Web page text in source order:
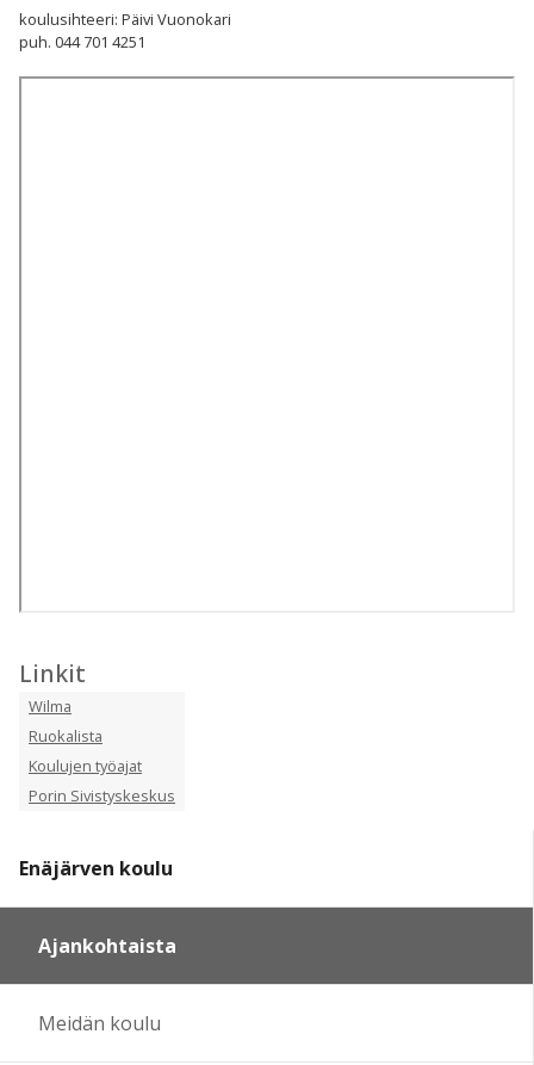
koulusihteeri: Päivi Vuonokari
puh. 044 701 4251
Linkit
Wilma
Ruokalista
Koulujen työajat
Porin Sivistyskeskus
Enäjärven koulu
Ajankohtaista
Meidän koulu